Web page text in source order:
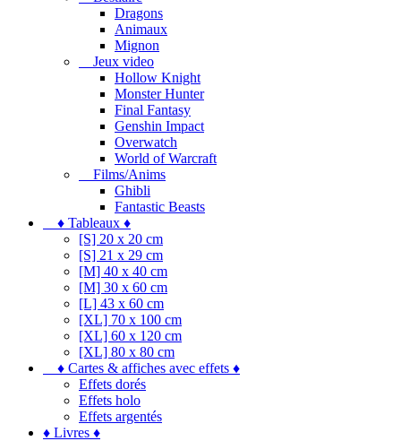
Dragons
Animaux
Mignon
Jeux video
Hollow Knight
Monster Hunter
Final Fantasy
Genshin Impact
Overwatch
World of Warcraft
Films/Anims
Ghibli
Fantastic Beasts
♦ Tableaux ♦
[S] 20 x 20 cm
[S] 21 x 29 cm
[M] 40 x 40 cm
[M] 30 x 60 cm
[L] 43 x 60 cm
[XL] 70 x 100 cm
[XL] 60 x 120 cm
[XL] 80 x 80 cm
♦ Cartes & affiches avec effets ♦
Effets dorés
Effets holo
Effets argentés
♦ Livres ♦